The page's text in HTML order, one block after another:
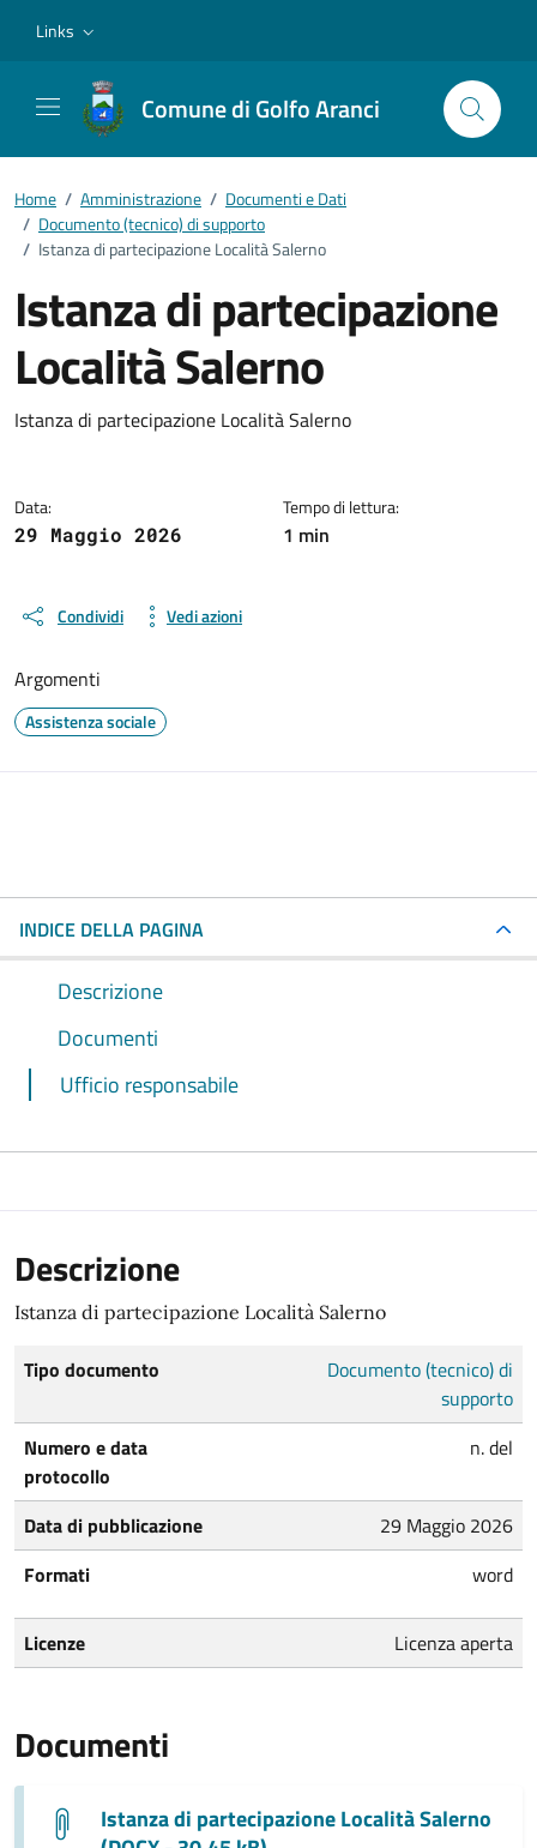
Links
Comune di Golfo Aranci
Home / Amministrazione / Documenti e Dati
/ Documento (tecnico) di supporto
/ Istanza di partecipazione Località Salerno
Istanza di partecipazione
Località Salerno
Dettagli del documento
Istanza di partecipazione Località Salerno
Data:
29 Maggio 2026
Tempo di lettura:
1 min
Condividi Vedi azioni
Argomenti
Assistenza sociale
INDICE DELLA PAGINA
Descrizione
Documenti
Ufficio responsabile
Descrizione
Istanza di partecipazione Località Salerno
Tipo documento
Documento (tecnico) di
supporto
Numero e data
protocollo
n. del
Data di pubblicazione
29 Maggio 2026
Formati
word
Licenze Licenza aperta
Documenti
Istanza di partecipazione Località Salerno